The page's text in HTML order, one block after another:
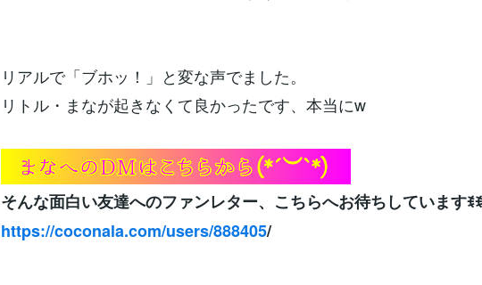
リアルで「ブホッ！」と変な声でました。
リトル・まなが起きなくて良かったです、本当にw
そんな面白い友達へのファンレター、こちらへお待ちしています
https://coconala.com/users/888405/